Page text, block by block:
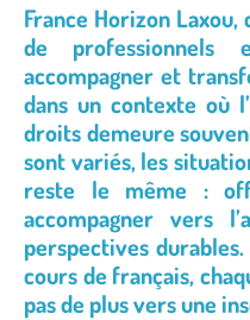
France Horizon
de professionnels
accompagner et
dans un contexte où
droits demeure
sont variés, les
reste le même :
accompagner vers
perspectives durables.
cours de français,
pas de plus vers une